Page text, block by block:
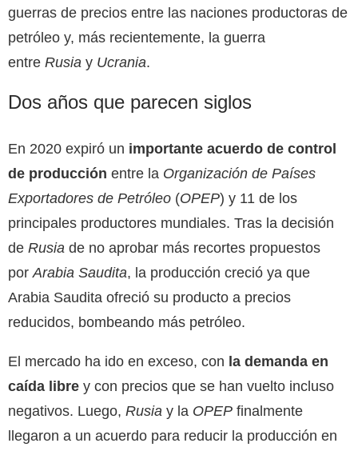
guerras de precios entre las naciones productoras de
petróleo y, más recientemente, la guerra
entre Rusia y Ucrania.
Dos años que parecen siglos
En 2020 expiró un importante acuerdo de control
de producción entre la Organización de Países
Exportadores de Petróleo (OPEP) y 11 de los
principales productores mundiales. Tras la decisión
de Rusia de no aprobar más recortes propuestos
por Arabia Saudita, la producción creció ya que
Arabia Saudita ofreció su producto a precios
reducidos, bombeando más petróleo.
El mercado ha ido en exceso, con la demanda en
caída libre y con precios que se han vuelto incluso
negativos. Luego, Rusia y la OPEP finalmente
llegaron a un acuerdo para reducir la producción en